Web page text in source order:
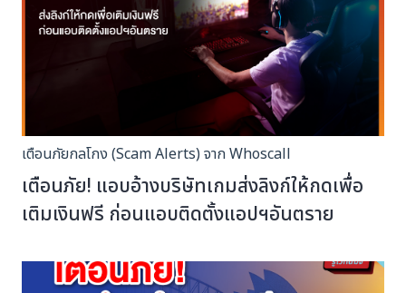
เตือนภัยกลโกง (Scam Alerts) จาก Whoscall
เตือนภัย! แอบอ้างบริษัทเกมส่งลิงก์ให้กดเพื่อ
เติมเงินฟรี ก่อนแอบติดตั้งแอปฯอันตราย